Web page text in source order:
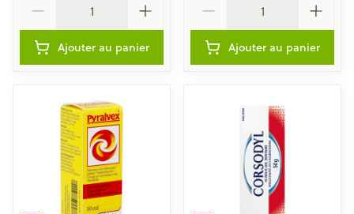
Ajouter au panier Ajouter au panier